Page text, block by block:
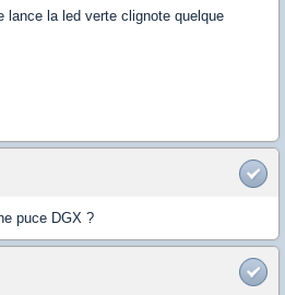
lance la led verte clignote quelque
puce DGX ?